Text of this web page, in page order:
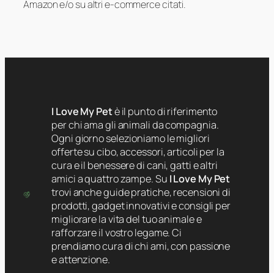
Amazon e/o su altri e-commerce citati.
I Love My Petè il punto di riferimento
per chi ama gli animali da compagnia.
Ogni giorno selezioniamo le migliori
offerte su cibo, accessori, articoli per la
cura e il benessere di cani, gatti e altri
amici a quattro zampe. Su I Love My Pet
trovi anche guide pratiche, recensioni di
prodotti, gadget innovativi e consigli per
migliorare la vita del tuo animale e
rafforzare il vostro legame. Ci
prendiamo cura di chi ami, con passione
e attenzione.